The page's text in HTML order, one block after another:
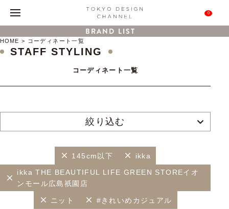
0
BRAND LIST
HOME コーディネート一覧
STAFF STYLING
コーディネート一覧
絞り込む
145cm以下 ikka
ikka THE BEAUTIFUL LIFE GREEN STOREイオ
ンモール広島祇園店
ニット #きれいめカジュアル